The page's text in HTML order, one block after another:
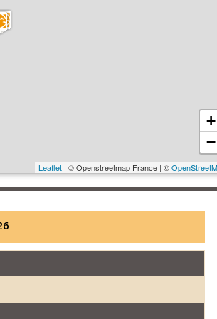
+
−
Leaflet| © Openstreetmap France | ©